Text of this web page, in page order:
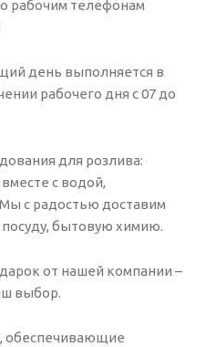
рабочим телефонам
день выполняется в
рабочего дня с 07 до
для розлива:
с водой,
с радостью доставим
бытовую химию.
от нашей компании –
выбор.
обеспечивающие